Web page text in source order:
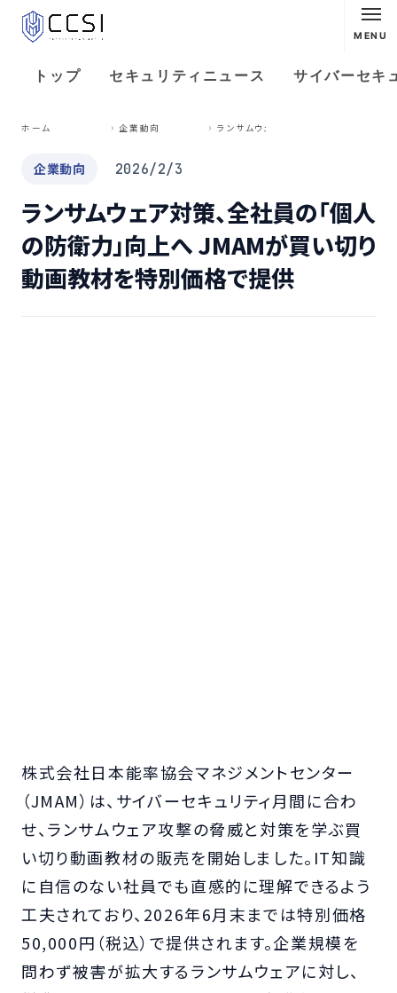
MENU
トップ セキュリティニュース サイバーセキ
ホーム 企業動向
企業動向 2026/2/3
ランサムウェア対策、全社員の「個人
の防衛力」向上へ JMAMが買い切り
動画教材を特別価格で提供
株式会社日本能率協会マネジメントセンター
（JMAM）は、サイバーセキュリティ月間に合わ
せ、ランサムウェア攻撃の脅威と対策を学ぶ買
い切り動画教材の販売を開始しました。IT知識
に自信のない社員でも直感的に理解できるよう
工夫されており、2026年6月末までは特別価格
50,000円（税込）で提供されます。企業規模を
問わず被害が拡大するランサムウェアに対し、